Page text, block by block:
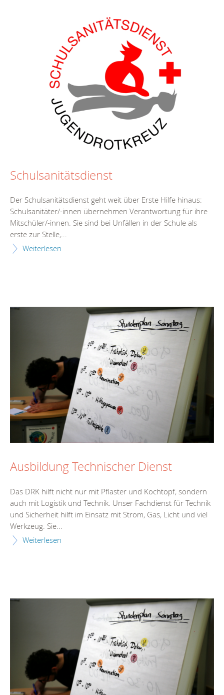
Schulsanitätsdienst
Der Schulsanitätsdienst geht weit über Erste Hilfe hinaus:
Schulsanitäter/-innen übernehmen Verantwortung für ihre
Mitschüler/-innen. Sie sind bei Unfällen in der Schule als
erste zur Stelle,...
Weiterlesen
Ausbildung Technischer Dienst
Das DRK hilft nicht nur mit Pflaster und Kochtopf, sondern
auch mit Logistik und Technik. Unser Fachdienst für Technik
und Sicherheit hilft im Einsatz mit Strom, Gas, Licht und viel
Werkzeug. Sie...
Weiterlesen